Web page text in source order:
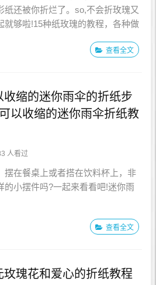
纸还被你折烂了。so,不会折玫瑰又
就够啦!15种纸玫瑰的教程，各种做
查看全文
收缩的迷你雨伞的折纸步
以收缩的迷你雨伞折纸教
人看过
摆在餐桌上或者搭在饮料杯上，非
的小摆件吗?一起来看看吧!迷你雨
查看全文
玫瑰花和爱心的折纸教程